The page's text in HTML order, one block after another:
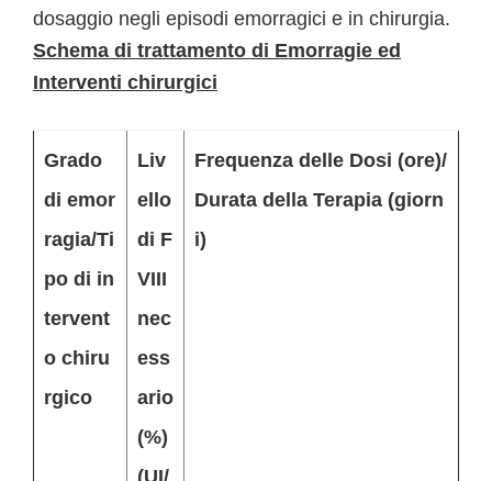
dosaggio negli episodi emorragici e in chirurgia.
Schema di trattamento di Emorragie ed
Interventi chirurgici
Grado
di emor
ragia/Ti
po di in
tervent
o chiru
rgico
Liv
ello
di F
VIII
nec
ess
ario
(%)
(UI/
Frequenza delle Dosi (ore)/
Durata della Terapia (giorn
i)